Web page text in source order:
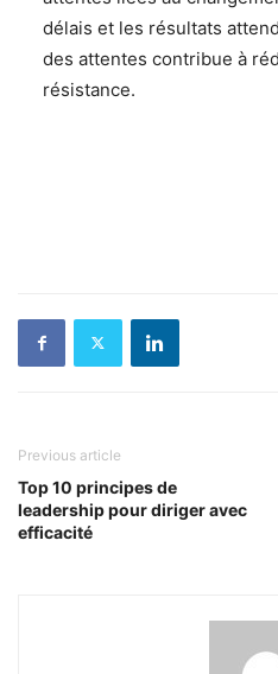
délais et les résultats
des attentes contribue à
résistance.
Previous article
Top 10 principes de
leadership pour diriger avec
efficacité